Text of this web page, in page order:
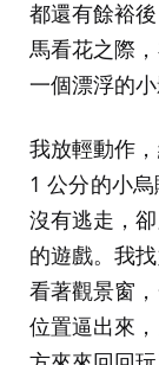
都還有餘裕
馬看花之際
一個漂浮的小
我放輕動作
1 公分的小
沒有逃走，
的遊戲。我
看著觀景窗
位置逼出來